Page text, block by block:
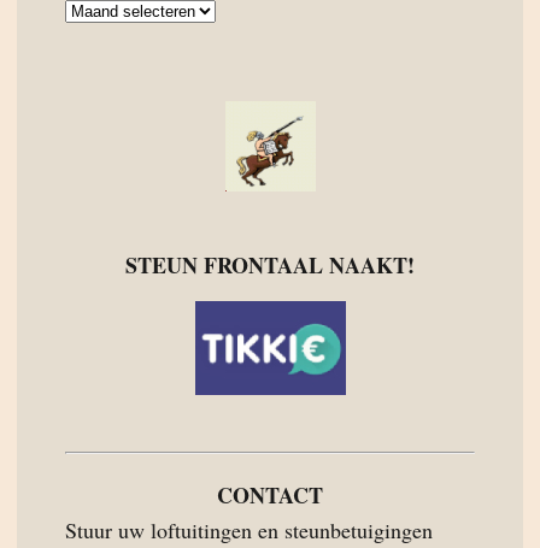
Archief
STEUN FRONTAAL NAAKT!
CONTACT
Stuur uw loftuitingen en steunbetuigingen